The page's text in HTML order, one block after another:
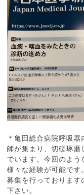
＊亀田総合病院呼吸
師が集まり、切磋琢
でいます。今回のよう
様々な経験が可能で
募集を行っております
下さい。